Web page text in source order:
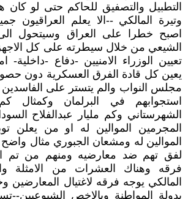
التطبيل والتصفيق للحاكم حتى لو كان
وتيرة المالكي --الا يعلم العراقيون
اصبح خطرا على العراق وسيتحول
الشيعي من خلال سيطرته على كل
تعيين الوزراء الامنيين -دفاع -
يعين كل قادة الفرق العسكرية دون
مجلس النواب والم يتستر على الفاسدين
استجوابهم في البرلمان وكمثال
الشهرستاني وكم مليار عبدالفلاح
المجرمين الموالين له او من يعلن
الموالين له ومشعان الجبوري مثال واضح
لفق تهم ضد معارضيه ومنهم من تم
فرقه وهناك العشرات من الامثلة
المالكي يوجه فرقه لاغتيال المعارضين
بدولة المواطنة وبالاخص الشيوعيين--